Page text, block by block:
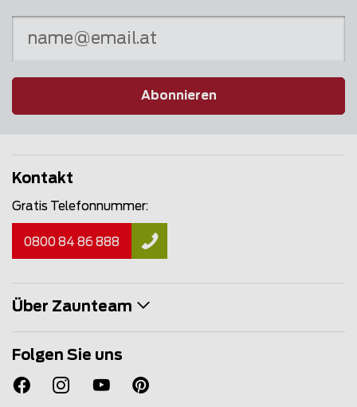
Abonnieren
Kontakt
Gratis Telefonnummer:
0800 84 86 888
Über Zaunteam
Folgen Sie uns